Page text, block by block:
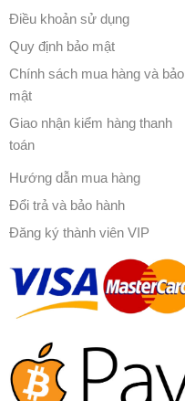
Điều khoản sử dụng
Quy định bảo mật
Chính sách mua hàng và bảo
mật
Giao nhận kiểm hàng thanh
toán
Hướng dẫn mua hàng
Đổi trả và bảo hành
Đăng ký thành viên VIP